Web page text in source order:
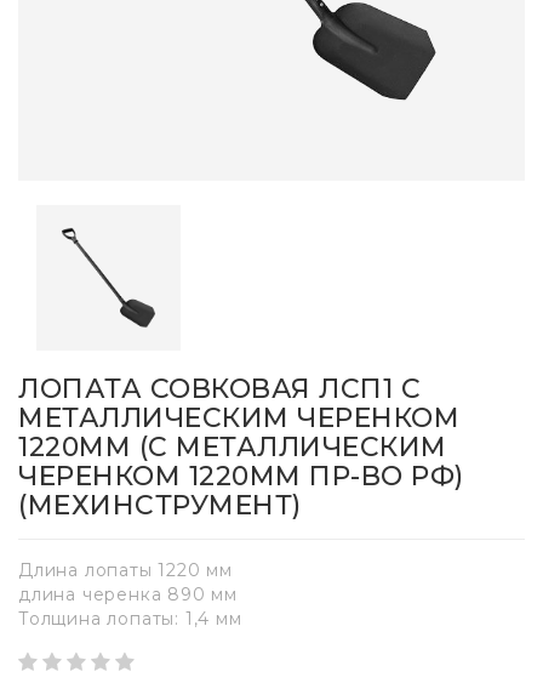
ЛОПАТА СОВКОВАЯ ЛСП1 С
МЕТАЛЛИЧЕСКИМ ЧЕРЕНКОМ
1220ММ (С МЕТАЛЛИЧЕСКИМ
ЧЕРЕНКОМ 1220ММ ПР-ВО РФ)
(МЕХИНСТРУМЕНТ)
Длина лопаты 1220 мм
длина черенка 890 мм
Толщина лопаты: 1,4 мм